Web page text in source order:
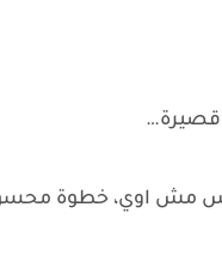
مش اوي، خطوة